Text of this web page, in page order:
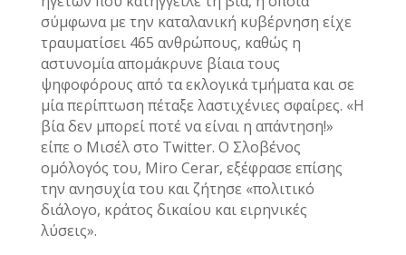
σύμφωνα με την καταλανική κυβέρνηση είχε
τραυματίσει 465 ανθρώπους, καθώς η
αστυνομία απομάκρυνε βίαια τους
ψηφοφόρους από τα εκλογικά τμήματα και σε
μία περίπτωση πέταξε λαστιχένιες σφαίρες. «Η
βία δεν μπορεί ποτέ να είναι η απάντηση!»
είπε ο Μισέλ στο Twitter. Ο Σλοβένος
ομόλογός του, Miro Cerar, εξέφρασε επίσης
την ανησυχία του και ζήτησε «πολιτικό
διάλογο, κράτος δικαίου και ειρηνικές
λύσεις».